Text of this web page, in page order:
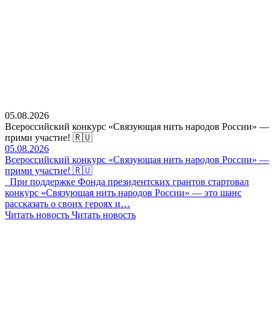
05.08.2026
Всероссийский конкурс «Связующая нить народов России» —
прими участие! 🇷🇺
05.08.2026
Всероссийский конкурс «Связующая нить народов России» —
прими участие! 🇷🇺
При поддержке Фонда президентских грантов стартовал
конкурс «Связующая нить народов России» — это шанс
рассказать о своих героях и…
Читать новость Читать новость